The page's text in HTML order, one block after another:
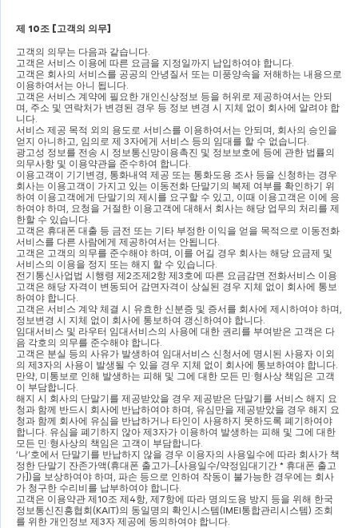
제 10조 [고객의 의무]
고객의 의무는 다음과 같습니다.
고객은 서비스 이용에 따른 요금을 지정일까지 납입하여야 합니다.
고객은 회사의 서비스를 공공의 안녕질서 또는 미풍양속을 저해하는 내용으로
이용하여서는 아니 됩니다.
고객은 서비스 계약에 필요한 개인신상정보 등을 허위로 제공하여서는 안되
며, 주소 및 연락처가 변경된 경우 등 정보 변경 시 지체 없이 회사에 알려야 합
니다.
서비스 제공 목적 외의 용도로 서비스를 이용하여서는 안되며, 회사의 승인을
얻지 아니하고, 임의로 제 3자에게 서비스 등의 임대를 할 수 없습니다.
광고성 정보를 전송 시 정보통신망이용촉진 및 정보보호에 등에 관한 법률의
의무사항 및 이용약관을 준수하여 합니다.
이용고객이 기기변경, 통화내역 제공 또는 통화도용 조사 등을 신청하는 경우
회사는 이용고객이 가지고 있는 이동전화 단말기의 복제 여부를 확인하기 위
하여 이용고객에게 단말기의 제시를 요구할 수 있고, 이때 이용고객은 이에 응
하여야 하며, 요청을 거절한 이용고객에 대해서 회사는 해당 업무의 처리를 제
한할 수 있습니다.
고객은 휴대폰 대출 등 금전 또는 기타 부정한 이익을 얻을 목적으로 이동전화
서비스를 다른 사람에게 제공하여서는 안됩니다.
고객은 고객의 의무를 준수해야 하며, 이를 어길 경우 회사는 해당 요금제 및
서비스의 이용을 정지 또는 해지 할 수 있습니다.
전기통신사업법 시행령 제2조제2항 제3호에 따른 요금감면 전화서비스 이용
고객은 해당 자격이 변동되어 감면자격이 상실된 경우 지체 없이 회사에 통보
하여야 합니다.
고객은 서비스 계약 체결 시 유효한 신분증 및 증서를 회사에 제시하여야 하며
정보변경 시 지체 없이 회사에 통보하여 갱신하여야 합니다.
임대서비스 및 라우터 임대서비스의 사용에 대한 권리를 부여받은 고객은 다
음 각호의 의무를 준수해야 합니다.
고객은 분실 등의 사유가 발생하여 임대서비스 신청서에 명시된 사용자 이외
의 제3자의 사용이 발생될 수 있을 경우 지체 없이 회사에 통보하여야 합니다
만약, 미통보로 인해 발생하는 피해 및 그에 대한 모든 민·형사상 책임은 고객
이 부담합니다.
해지 시 회사의 단말기를 제공받았을 경우 제공받은 단말기를 서비스 해지 요
청과 함께 반드시 회사에 반납하여야 하며, 유심만을 제공받았을 경우 해지 요
청과 함께 회사에 유심을 반납하거나 타인이 사용하지 못하도록 폐기하여야
합니다. 유심을 폐기하지 않아 제3자가 이용하여 발생하는 피해 및 그에 대한
모든 민·형사상의 책임은 고객이 부담합니다.
‘나’호에서 단말기를 반납하지 않을 경우 이용자의 사용일수에 따라 회사가 책
정한 단말기 잔존가액(휴대폰 출고가–[사용일수/약정임대기간 * 휴대폰 출고
가])을 보상하여야 하며, 파손 등으로 인하여 작동이 불가능한 경우에는 회사
가 청구한 수리비를 납부하여야 합니다.
고객은 이용약관 제10조 제4항, 제7항에 따라 명의도용 방지 등을 위해 한국
정보통신진흥협회 (KAIT)의 동일명의 확인시스템(IMEI통합관리시스템) 조회
를 위한 개인정보 제3자 제공에 동의하여야 합니다.